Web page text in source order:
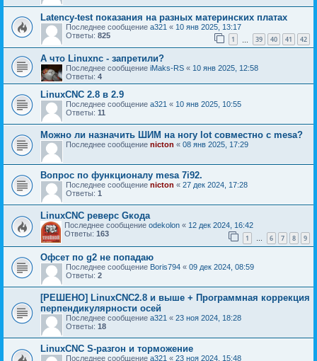
Latency-test показания на разных материнских платах
Последнее сообщение a321 « 10 янв 2025, 13:17
Ответы: 825 1 39 40 41 42
А что Linuxnc - запретили?
Последнее сообщение iMaks-RS « 10 янв 2025, 12:58
Ответы: 4
LinuxCNC 2.8 в 2.9
Последнее сообщение a321 « 10 янв 2025, 10:55
Ответы: 11
Можно ли назначить ШИМ на ногу lot совместно с mesa?
Последнее сообщение nicton « 08 янв 2025, 17:29
Вопрос по функционалу mesa 7i92.
Последнее сообщение nicton « 27 дек 2024, 17:28
Ответы: 1
LinuxCNC реверс Gкода
Последнее сообщение odekolon « 12 дек 2024, 16:42
Ответы: 163 1 … 6 7 8 9
Офсет по g2 не попадаю
Последнее сообщение Boris794 « 09 дек 2024, 08:59
Ответы: 2
[РЕШЕНО] LinuxCNC2.8 и выше + Программная коррекция
перпендикулярности осей
Последнее сообщение a321 « 23 ноя 2024, 18:28
Ответы: 18
LinuxCNC S-разгон и торможение
Последнее сообщение a321 « 23 ноя 2024, 15:48